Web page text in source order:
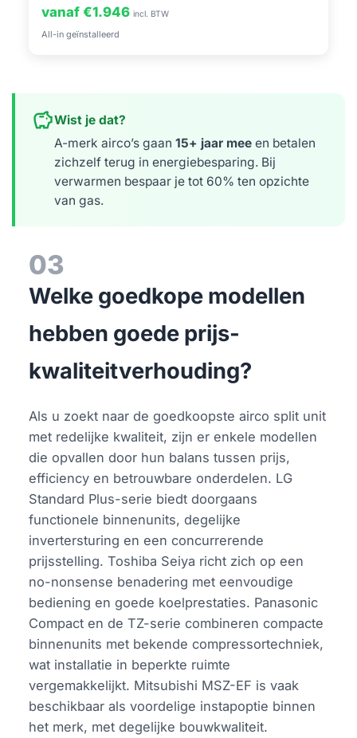
vanaf €1.946 incl. BTW
All-in geïnstalleerd
savingsWist je dat?
A-merk airco’s gaan15+ jaar mee en betalen
zichzelf terug in energiebesparing. Bij
verwarmen bespaar je tot 60% ten opzichte
van gas.
03
Welke goedkope modellen
hebben goede prijs-
kwaliteitverhouding?
Als u zoekt naar de goedkoopste airco split unit
met redelijke kwaliteit, zijn er enkele modellen
die opvallen door hun balans tussen prijs,
efficiency en betrouwbare onderdelen. LG
Standard Plus-serie biedt doorgaans
functionele binnenunits, degelijke
invertersturing en een concurrerende
prijsstelling. Toshiba Seiya richt zich op een
no-nonsense benadering met eenvoudige
bediening en goede koelprestaties. Panasonic
Compact en de TZ-serie combineren compacte
binnenunits met bekende compressortechniek,
wat installatie in beperkte ruimte
vergemakkelijkt. Mitsubishi MSZ-EF is vaak
beschikbaar als voordelige instapoptie binnen
het merk, met degelijke bouwkwaliteit.